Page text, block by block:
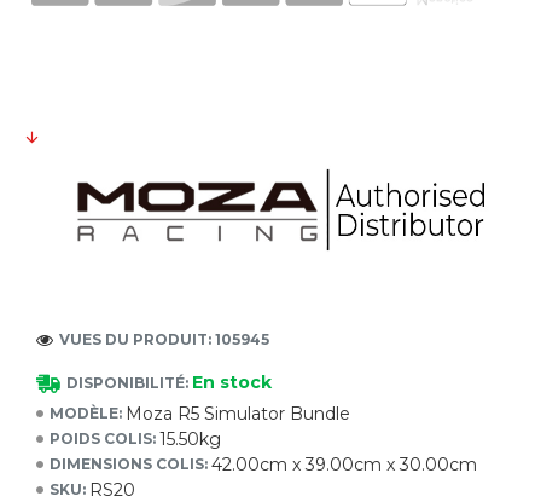
DISPONIBILITÉ: En stock
MODÈLE: Moza R5 Simulator Bundle
POIDS COLIS: 15.50kg
DIMENSIONS COLIS: 42.00cm x 39.00cm x 30.00cm
SKU: RS20
VUES DU PRODUIT: 105945